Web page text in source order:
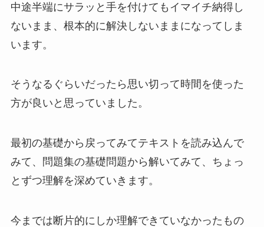
中途半端にサラッと手を付けてもイマイチ納得し
ないまま、根本的に解決しないままになってしま
います。
そうなるぐらいだったら思い切って時間を使った
方が良いと思っていました。
最初の基礎から戻ってみてテキストを読み込んで
みて、問題集の基礎問題から解いてみて、ちょっ
とずつ理解を深めていきます。
今までは断片的にしか理解できていなかったもの